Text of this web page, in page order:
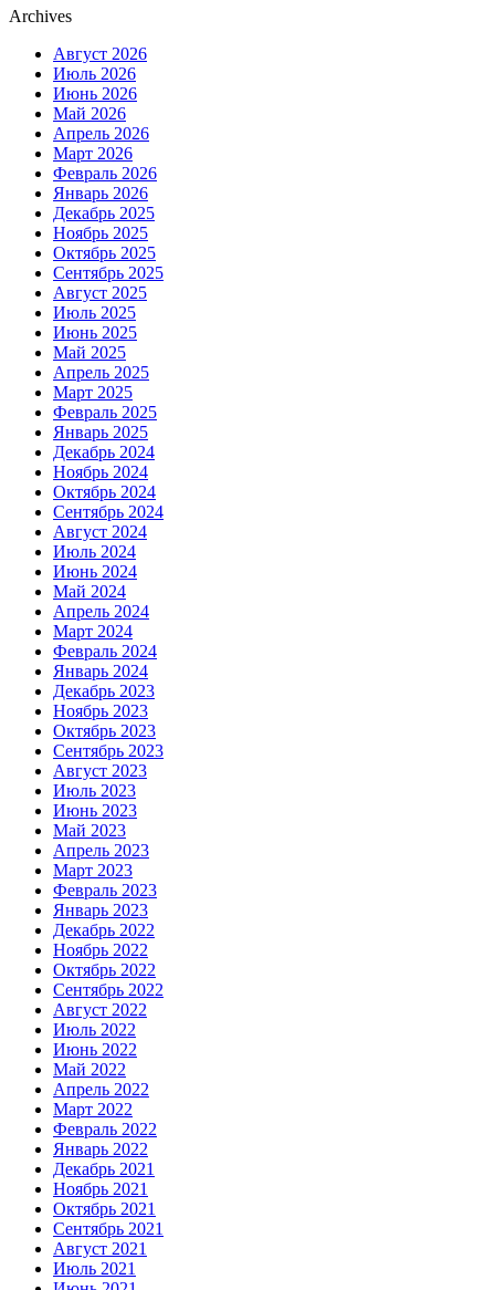
Archives
Август 2026
Июль 2026
Июнь 2026
Май 2026
Апрель 2026
Март 2026
Февраль 2026
Январь 2026
Декабрь 2025
Ноябрь 2025
Октябрь 2025
Сентябрь 2025
Август 2025
Июль 2025
Июнь 2025
Май 2025
Апрель 2025
Март 2025
Февраль 2025
Январь 2025
Декабрь 2024
Ноябрь 2024
Октябрь 2024
Сентябрь 2024
Август 2024
Июль 2024
Июнь 2024
Май 2024
Апрель 2024
Март 2024
Февраль 2024
Январь 2024
Декабрь 2023
Ноябрь 2023
Октябрь 2023
Сентябрь 2023
Август 2023
Июль 2023
Июнь 2023
Май 2023
Апрель 2023
Март 2023
Февраль 2023
Январь 2023
Декабрь 2022
Ноябрь 2022
Октябрь 2022
Сентябрь 2022
Август 2022
Июль 2022
Июнь 2022
Май 2022
Апрель 2022
Март 2022
Февраль 2022
Январь 2022
Декабрь 2021
Ноябрь 2021
Октябрь 2021
Сентябрь 2021
Август 2021
Июль 2021